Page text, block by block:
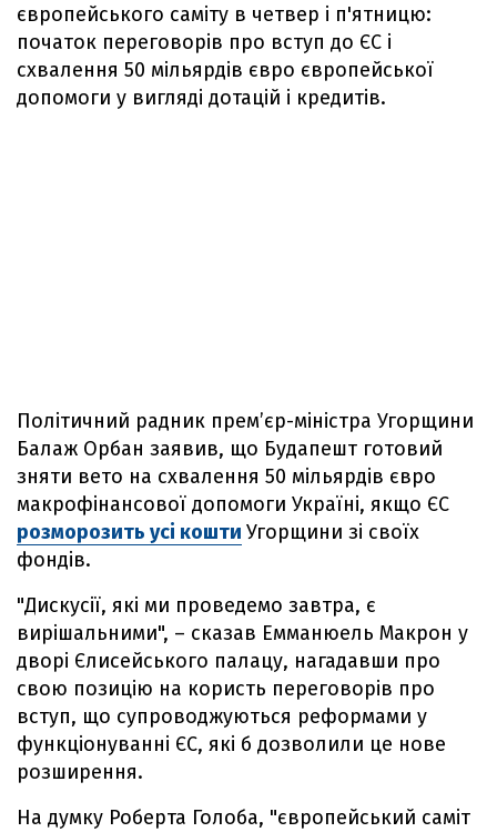
європейського саміту в четвер і п'ятницю:
початок переговорів про вступ до ЄС і
схвалення 50 мільярдів євро європейської
допомоги у вигляді дотацій і кредитів.
Політичний радник прем’єр-міністра Угорщини
Балаж Орбан заявив, що Будапешт готовий
зняти вето на схвалення 50 мільярдів євро
макрофінансової допомоги Україні, якщо ЄС
розморозить усі кошти Угорщини зі своїх
фондів.
"Дискусії, які ми проведемо завтра, є
вирішальними", – сказав Емманюель Макрон у
дворі Єлисейського палацу, нагадавши про
свою позицію на користь переговорів про
вступ, що супроводжуються реформами у
функціонуванні ЄС, які б дозволили це нове
розширення.
На думку Роберта Голоба, "європейський саміт